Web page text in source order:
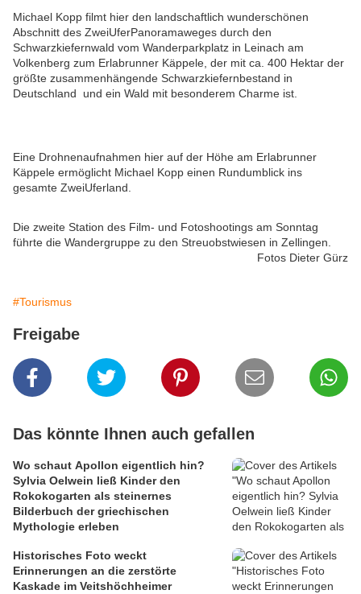
Michael Kopp filmt hier den landschaftlich wunderschönen
Abschnitt des ZweiUferPanoramaweges durch den
Schwarzkiefernwald vom Wanderparkplatz in Leinach am
Volkenberg zum Erlabrunner Käppele, der mit ca. 400 Hektar der
größte zusammenhängende Schwarzkiefernbestand in
Deutschland und ein Wald mit besonderem Charme ist.
Eine Drohnenaufnahmen hier auf der Höhe am Erlabrunner
Käppele ermöglicht Michael Kopp einen Rundumblick ins
gesamte ZweiUferland.
Die zweite Station des Film- und Fotoshootings am Sonntag
führte die Wandergruppe zu den Streuobstwiesen in Zellingen.
Fotos Dieter Gürz
#Tourismus
Freigabe
Das könnte Ihnen auch gefallen
Wo schaut Apollon eigentlich hin?
Sylvia Oelwein ließ Kinder den
Rokokogarten als steinernes
Bilderbuch der griechischen
Mythologie erleben
Historisches Foto weckt
Erinnerungen an die zerstörte
Kaskade im Veitshöchheimer